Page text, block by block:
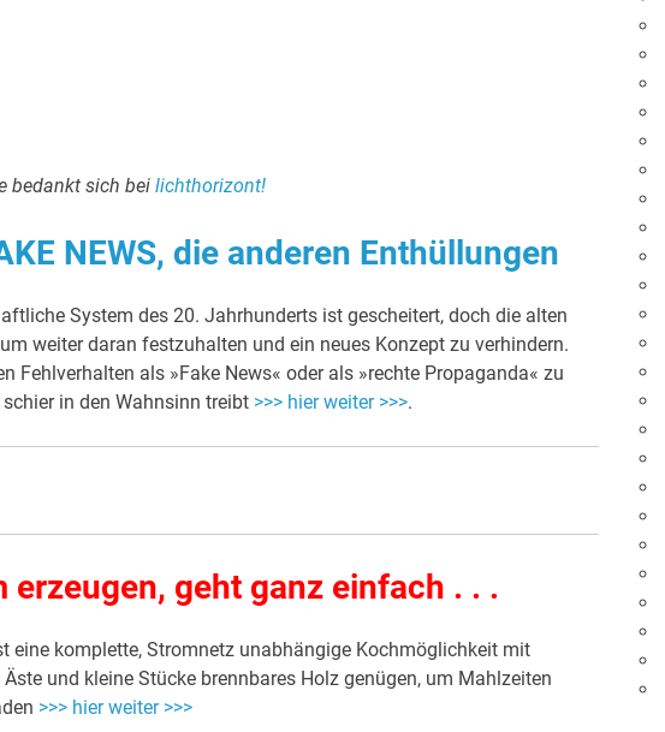
bedankt sich bei lichthorizont!
NEWS, die anderen Enthüllungen
System des 20. Jahrhunderts ist gescheitert, doch die alten
weiter daran festzuhalten und ein neues Konzept zu verhindern.
Fehlverhalten als »Fake News« oder als »rechte Propaganda« zu
in den Wahnsinn treibt >>> hier weiter >>>.
erzeugen, geht ganz einfach . . .
eine komplette, Stromnetz unabhängige Kochmöglichkeit mit
und kleine Stücke brennbares Holz genügen, um Mahlzeiten
>>> hier weiter >>>